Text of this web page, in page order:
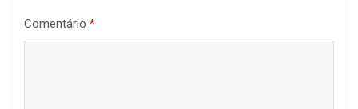
Comentário *